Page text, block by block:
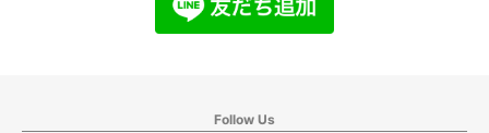
Follow Us